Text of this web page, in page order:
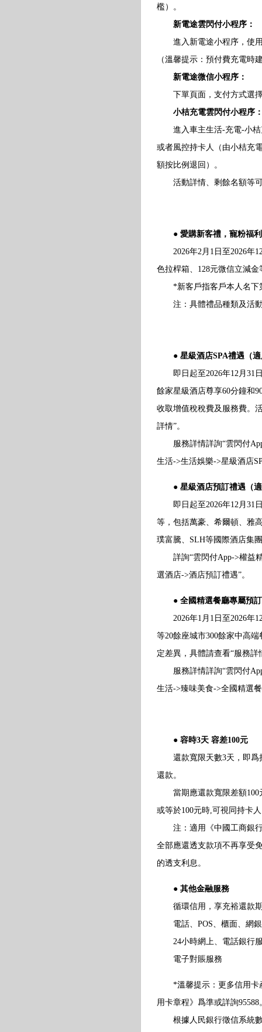
檻）。
新電途雲閃付小程序：
進入新電途小程序，使用
（溫馨提示：預付費充電時
新電途微信小程序：
下單頁面，支付方式選擇
小桔充電雲閃付小程序
進入車主生活-充電-小桔
或者風控持卡人（由小桔充
額按比例退回）。
活動詳情、剩餘名額等可
● 愛購新客禮，寵粉福利
2026年2月1日至2026年12
色拉桿箱、128元微信立減
*新客戶指客戶本人名下第
注：具體禮品種類及活動
● 星級酒店SPA禮遇（適
即日起至2026年12月31日
餘家星級酒店尊享60分鐘和
收取增值稅稅費及服務費。
詳情”。
服務詳情詳詢“雲閃付App-
生活->生活娛樂->星級酒店
● 星級酒店預訂禮遇（適
即日起至2026年12月31日
等，包括萬豪、希爾頓、雅
璞富騰、SLH等國際酒店集
詳詢“雲閃付App->權益精
選酒店->酒店預訂禮遇”。
● 全國精選餐廳專屬預
2026年1月1日至2026年12
等20餘座城市300餘家中高
定差異，具體請查看“服務詳
服務詳情詳詢“雲閃付App-
生活->臻味美食->全國精選
● 容時3天 容差100元
還款寬限天數3天，即爲持
還款。
當期應還款寬限差額100
或等於100元時,可視同持卡
注：適用《中國工商銀行
全部應還透支款項不再享受
的透支利息。
● 其他金融服務
循環信用，享充裕還款
電話、POS、櫃面、網銀
24小時網上、電話銀行
電子對賬服務
*溫馨提示：更多信用卡產
用卡章程》爲準或詳詢95588
根據人民銀行徵信系統數